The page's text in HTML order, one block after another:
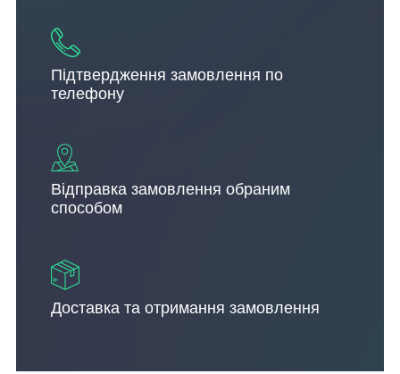
Підтвердження замовлення по
телефону
Відправка замовлення обраним
способом
Доставка та отримання замовлення